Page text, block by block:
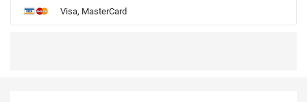
Visa, MasterCard